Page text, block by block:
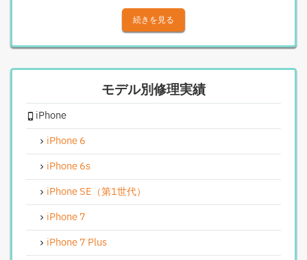
iPhoneアウトカメラレンズ交換修理
iPhoneスピーカー関連修理
iPhoneカメラレンズガラス交換修理
iPhoneインカメラ交換修理
iPhoneリンゴループ、システム復旧
iPhone基板破損修理（軽度）
iPhoneバイブレータ交換修理
Android修理実績
Androidフロントパネル交換修理
続きを見る
モデル別修理実績
iPhone
iPhone 6
iPhone 6s
iPhone SE（第1世代）
iPhone 7
iPhone 7 Plus